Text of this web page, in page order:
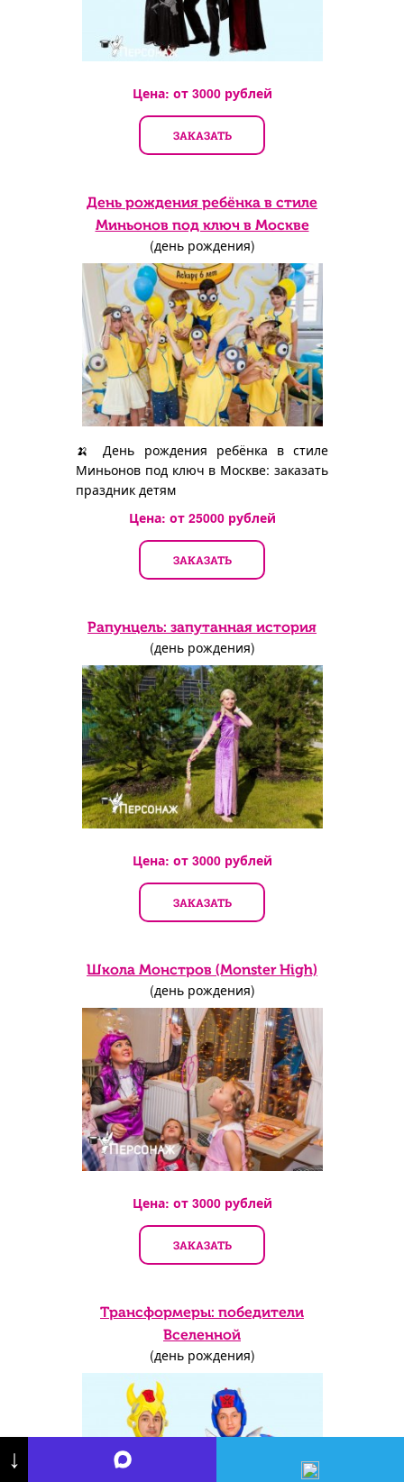
Цена: от 3000рублей
ЗАКАЗАТЬ
День рождения ребёнка в стиле
Миньонов под ключ в Москве
(день рождения)
🍌 День рождения ребёнка в стиле
Миньонов под ключ в Москве: заказать
праздник детям
Цена: от 25000рублей
ЗАКАЗАТЬ
Рапунцель: запутанная история
(день рождения)
Цена: от 3000рублей
ЗАКАЗАТЬ
Школа Монстров (Monster High)
(день рождения)
Цена: от 3000рублей
ЗАКАЗАТЬ
Трансформеры: победители
Вселенной
(день рождения)
↓